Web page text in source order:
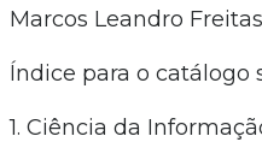
Marcos Leandro
Índice para o catálogo
1. Ciência da